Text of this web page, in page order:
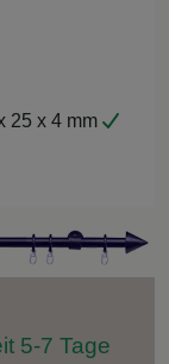
25 x 4 mm
5-7 Tage